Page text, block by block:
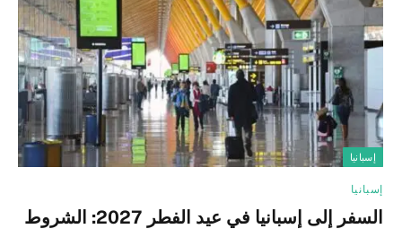
إسبانيا
إسبانيا
السفر إلى إسبانيا في عيد الفطر 2027: الشروط